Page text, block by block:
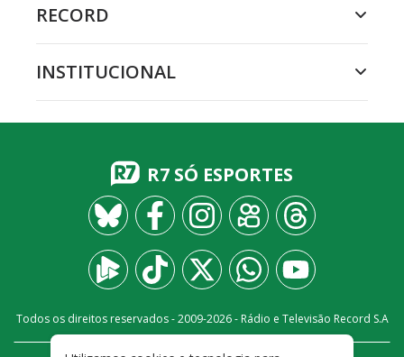
RECORD
INSTITUCIONAL
R7 SÓ ESPORTES
Todos os direitos reservados - 2009-2026- Rádio e Televisão Record S.A